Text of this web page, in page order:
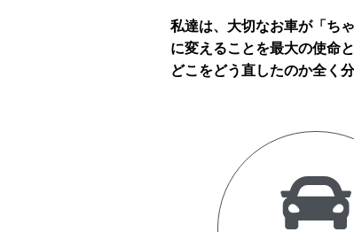
私達は、大切なお車が「ち
に変えることを最大の使命
どこをどう直したのか全く